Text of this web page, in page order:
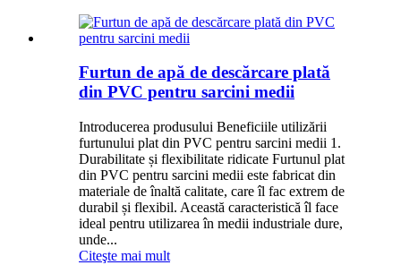
Furtun de apă de descărcare plată
din PVC pentru sarcini medii
Introducerea produsului Beneficiile utilizării
furtunului plat din PVC pentru sarcini medii 1.
Durabilitate și flexibilitate ridicate Furtunul plat
din PVC pentru sarcini medii este fabricat din
materiale de înaltă calitate, care îl fac extrem de
durabil și flexibil. Această caracteristică îl face
ideal pentru utilizarea în medii industriale dure,
unde...
Citeşte mai mult